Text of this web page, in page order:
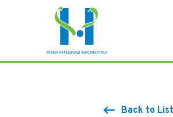
Back to List